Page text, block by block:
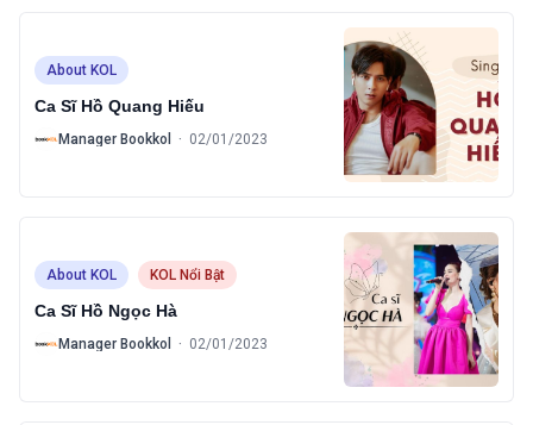
About KOL
Ca Sĩ Hồ Quang Hiếu
B Manager Bookkol · 02/01/2023
About KOL KOL Nổi Bật
Ca Sĩ Hồ Ngọc Hà
B Manager Bookkol · 02/01/2023